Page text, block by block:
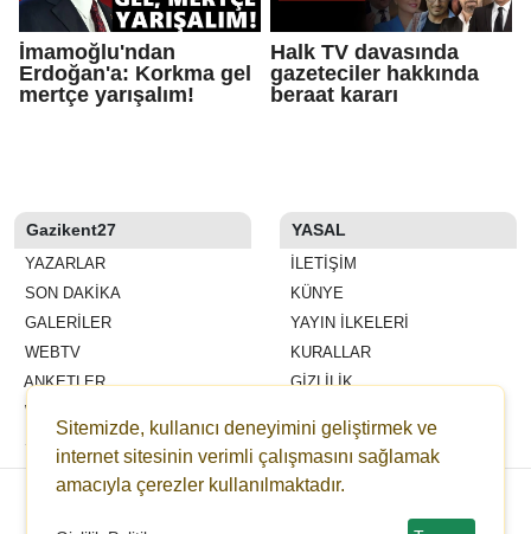
İmamoğlu'ndan
Erdoğan'a: Korkma gel
mertçe yarışalım!
Halk TV davasında
gazeteciler hakkında
beraat kararı
Gazikent27
YAZARLAR
SON DAKİKA
GALERİLER
WEBTV
ANKETLER
WİKİ
ŞEHİR REHBERİ
YASAL
İLETIŞIM
KÜNYE
YAYIN İLKELERI
KURALLAR
GIZLILIK
VERI POLITIKASI
Sitemizde, kullanıcı deneyimini geliştirmek ve
internet sitesinin verimli çalışmasını sağlamak
amacıyla çerezler kullanılmaktadır.
Copyright © 2021 gazikent27.com -Haber Sitesi Yazılımı - 8.7.5